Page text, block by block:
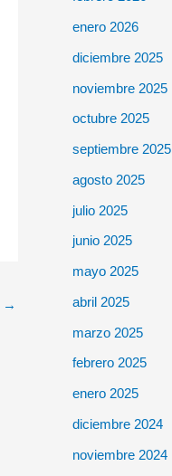
→
enero 2026
diciembre 2025
noviembre 2025
octubre 2025
septiembre 2025
agosto 2025
julio 2025
junio 2025
mayo 2025
abril 2025
marzo 2025
febrero 2025
enero 2025
diciembre 2024
noviembre 2024